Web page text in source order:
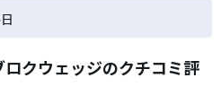
クウェッジのクチコミ評